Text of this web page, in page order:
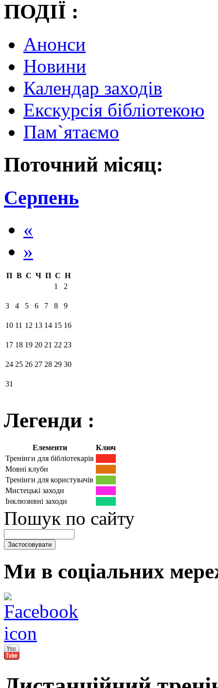
ПОДІЇ :
Анонси
Новини
Календар заходів
Екскурсія бібліотекою
Пам`ятаємо
Поточний місяц:
Серпень
«
»
П В С Ч П С Н
1
2
3 4 5 6 7 8 9
10 11 12 13 14 15 16
17 18 19 20 21 22 23
24 25 26 27 28 29 30
31
Легенди :
Елементи
Ключ
Тренінги для бібліотекарів
Мовні клуби
Тренінги для користувачів
Мистецькі заходи
Інклюзивні заходи
Пошук по сайту
Ми в соціальних